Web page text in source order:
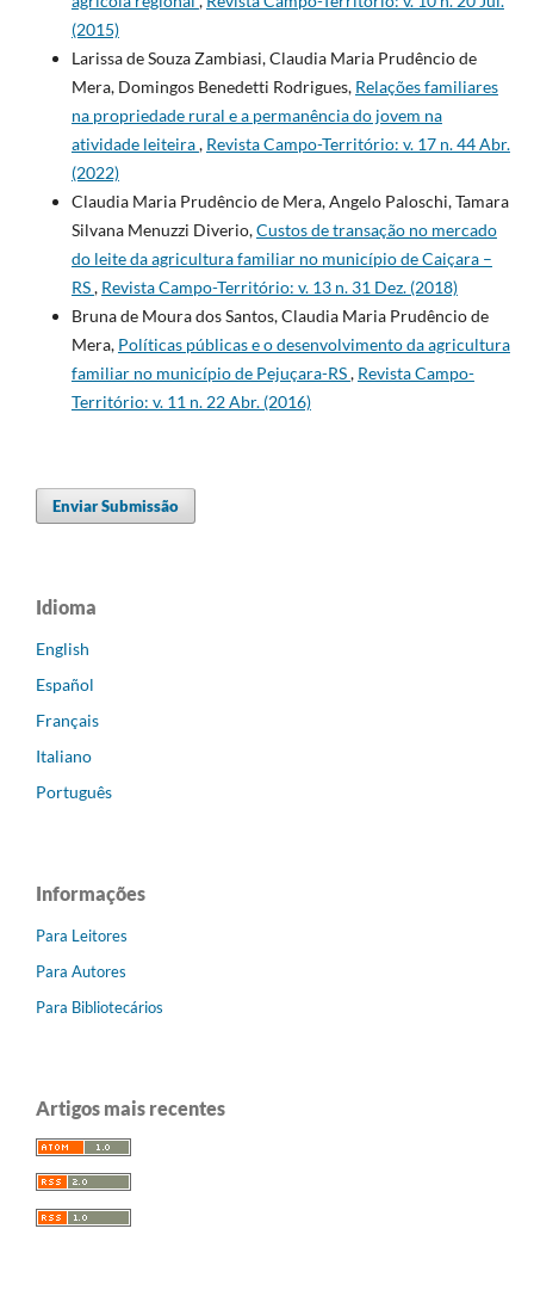
(2015)
Larissa de Souza Zambiasi, Claudia Maria Prudêncio de
Mera, Domingos Benedetti Rodrigues, Relações familiares
na propriedade rural e a permanência do jovem na
atividade leiteira, Revista Campo-Território: v. 17 n. 44 Abr.
(2022)
Claudia Maria Prudêncio de Mera, Angelo Paloschi, Tamara
Silvana Menuzzi Diverio,Custos de transação no mercado
do leite da agricultura familiar no município de Caiçara –
RS, Revista Campo-Território: v. 13 n. 31 Dez. (2018)
Bruna de Moura dos Santos, Claudia Maria Prudêncio de
Mera, Políticas públicas e o desenvolvimento da agricultura
familiar no município de Pejuçara-RS, Revista Campo-
Território: v. 11 n. 22 Abr. (2016)
Enviar Submissão
Idioma
English
Español
Français
Italiano
Português
Informações
Para Leitores
Para Autores
Para Bibliotecários
Artigos mais recentes